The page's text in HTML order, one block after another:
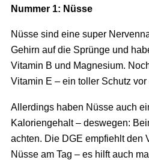
Nummer 1: Nüsse
Nüsse sind eine super
Gehirn auf die Sprünge und
Vitamin B und Magnesium.
Vitamin E – ein toller Schutz
Allerdings haben Nüsse auch
Kaloriengehalt – deswegen:
achten. Die DGE empfiehlt den
Nüsse am Tag – es hilft auch